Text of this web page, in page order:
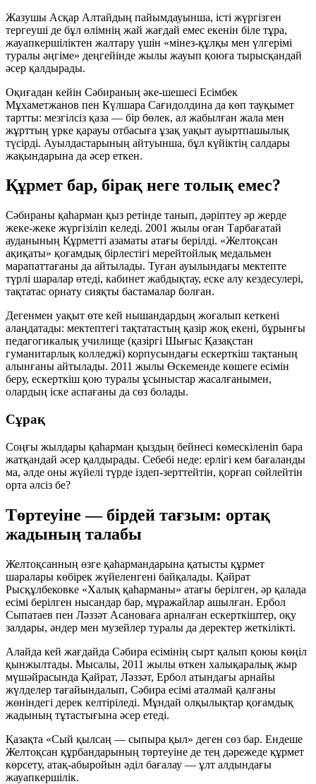
Жазушы Асқар Алтайдың пайымдауынша, істі жүргізген
тергеуші де бұл өлімнің жай жағдай емес екенін біле тұра,
жауапкершіліктен жалтару үшін «мінез-құлқы мен үлгерімі
туралы әңгіме» деңгейінде жылы жауып қоюға тырысқандай
әсер қалдырады.
Оқиғадан кейін Сәбираның әке-шешесі Есімбек
Мұхаметжанов пен Күлшара Сағидолдина да көп тауқымет
тартты: мезгілсіз қаза — бір бөлек, ал жабылған жала мен
жұрттың үрке қарауы отбасыға ұзақ уақыт ауыртпашылық
түсірді. Ауылдастарының айтуынша, бұл күйіктің салдары
жақындарына да әсер еткен.
Құрмет бар, бірақ неге толық емес?
Сәбираны қаһарман қыз ретінде танып, дәріптеу әр жерде
жеке-жеке жүргізіліп келеді. 2001 жылы оған Тарбағатай
ауданының Құрметті азаматы атағы берілді. «Желтоқсан
ақиқаты» қоғамдық бірлестігі мерейтойлық медальмен
марапаттағаны да айтылады. Туған ауылындағы мектепте
түрлі шаралар өтеді, кабинет жабдықтау, еске алу кездесулері,
тақтатас орнату сияқты бастамалар болған.
Дегенмен уақыт өте кей нышандардың жоғалып кеткені
алаңдатады: мектептегі тақтатастың қазір жоқ екені, бұрынғы
педагогикалық училище (қазіргі Шығыс Қазақстан
гуманитарлық колледжі) корпусындағы ескерткіш тақтаның
алынғаны айтылады. 2011 жылы Өскеменде көшеге есімін
беру, ескерткіш қою туралы ұсыныстар жасалғанымен,
олардың іске аспағаны да сөз болады.
Сұрақ
Соңғы жылдары қаһарман қыздың бейнесі көмескіленіп бара
жатқандай әсер қалдырады. Себебі неде: ерлігі кем бағаланды
ма, әлде оны жүйелі түрде іздеп-зерттейтін, қорғап сөйлейтін
орта әлсіз бе?
Төртеуіне — бірдей тағзым: ортақ
жадының талабы
Желтоқсанның өзге қаһармандарына қатысты құрмет
шаралары көбірек жүйеленгені байқалады. Қайрат
Рысқұлбековке «Халық қаһарманы» атағы берілген, әр қалада
есімі берілген нысандар бар, мұражайлар ашылған. Ербол
Сыпатаев пен Ләззәт Асановаға арналған ескерткіштер, оқу
залдары, әндер мен музейлер туралы да деректер жеткілікті.
Алайда кей жағдайда Сәбира есімінің сырт қалып қоюы көңіл
қынжылтады. Мысалы, 2011 жылы өткен халықаралық жыр
мүшәйрасында Қайрат, Ләззәт, Ербол атындағы арнайы
жүлделер тағайындалып, Сәбира есімі аталмай қалғаны
жөніндегі дерек келтіріледі. Мұндай олқылықтар қоғамдық
жадының тұтастығына әсер етеді.
Қазақта «Сый қылсаң — сыпыра қыл» деген сөз бар. Ендеше
Желтоқсан құрбандарының төртеуіне де тең дәрежеде құрмет
көрсету, атақ-абыройын әділ бағалау — ұлт алдындағы
жауапкершілік.